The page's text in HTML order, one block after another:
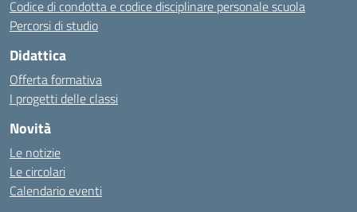
Codice di condotta e codice disciplinare personale scuola
Percorsi di studio
Didattica
Offerta formativa
I progetti delle classi
Novità
Le notizie
Le circolari
Calendario eventi